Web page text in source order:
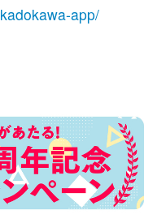
app/